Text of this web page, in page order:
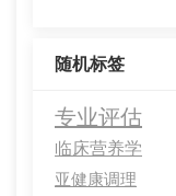
随机标签
专业评估
临床营养学
亚健康调理